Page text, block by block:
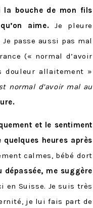
la bouche de mon fils
aime.Je pleure
passe aussi pas mal
(« normal d’avoir
douleur allaitement »
normal d’avoir mal au
et le sentiment
heures après
calmes, bébé dort
me suggère
en Suisse. Je suis très
je lui fais part de